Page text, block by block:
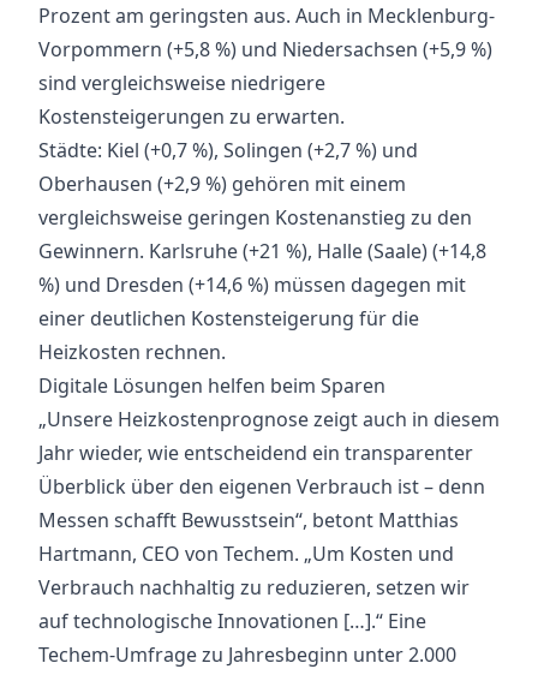
Prozent am geringsten aus. Auch in Mecklenburg-
Vorpommern (+5,8 %) und Niedersachsen (+5,9 %)
sind vergleichsweise niedrigere
Kostensteigerungen zu erwarten.
Städte: Kiel (+0,7 %), Solingen (+2,7 %) und
Oberhausen (+2,9 %) gehören mit einem
vergleichsweise geringen Kostenanstieg zu den
Gewinnern. Karlsruhe (+21 %), Halle (Saale) (+14,8
%) und Dresden (+14,6 %) müssen dagegen mit
einer deutlichen Kostensteigerung für die
Heizkosten rechnen.
Digitale Lösungen helfen beim Sparen
„Unsere Heizkostenprognose zeigt auch in diesem
Jahr wieder, wie entscheidend ein transparenter
Überblick über den eigenen Verbrauch ist – denn
Messen schafft Bewusstsein“, betont Matthias
Hartmann, CEO von Techem. „Um Kosten und
Verbrauch nachhaltig zu reduzieren, setzen wir
auf technologische Innovationen […].“ Eine
Techem-Umfrage zu Jahresbeginn unter 2.000